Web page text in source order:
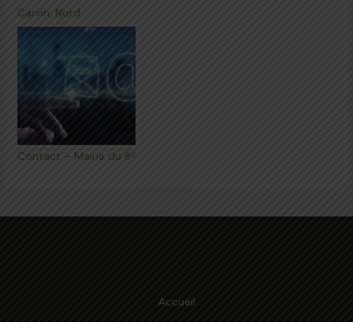
Carvin, Nord…
Contact – Mairie du 8ᵉ
Accueil